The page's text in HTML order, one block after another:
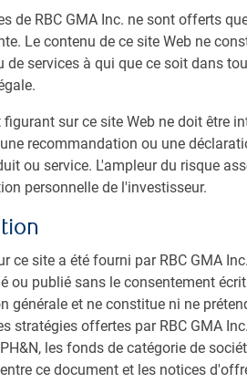
de RBC GMA Inc. ne sont offerts
Le contenu de ce site Web ne
de services à qui que ce soit dans
sur ce site Web ne doit être
recommandation ou une
ou service. L'ampleur du risque
personnelle de l'investisseur.
ce site a été fourni par RBC GMA
ou publié sans le consentement
générale et ne constitue ni ne
stratégies offertes par RBC GMA
les fonds de catégorie de
ce document et les notices
périodes haussières et à faire
cherche des sociétés présentant
déjà compte de la plupart des
de gestionnaires de portefeuille
à grande capitalisation
des valorisations relatives et
en permanence le rendement
fondé sur la recherche